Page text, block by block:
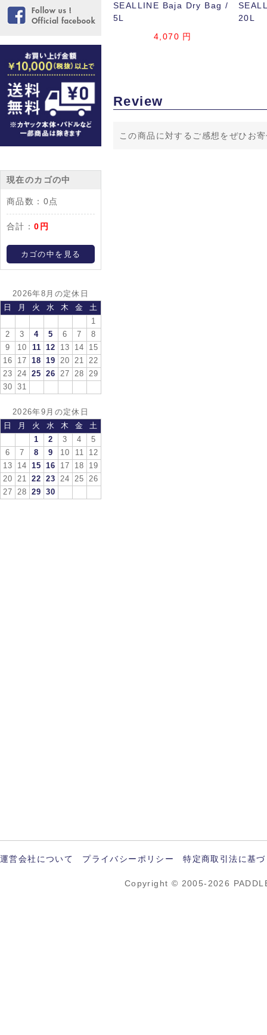
現在のカゴの中
商品数： 0点
合計：0円
カゴの中を見る
2026年8月の定休日
日
月 火 水 木 金
土
1
2
3 4 5 6 7
8
9
10 11 12 13 14
15
16
17 18 19 20 21
22
23
24 25 26 27 28
29
30
31
2026年9月の定休日
日
月 火 水 木 金
土
1
2 3 4
5
6
7 8 9 10 11
12
13
14 15 16 17 18
19
20
21 22 23 24 25
26
27
28 29 30
SEALLINE Baja Dry Bag /
5L
4,070 円
20L
Review
この商品に対するご感想をぜひお
運営会社について プライバシーポリシー 特定商取引法に基
Copyright © 2005-2026